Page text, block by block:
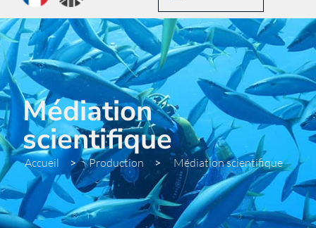
Médiation
scientifique
Accueil > Production > Médiation scientifique